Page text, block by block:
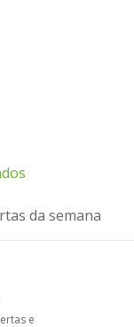
da semana
e